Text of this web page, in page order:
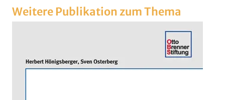
Wei­te­re Pu­bli­ka­ti­on zum Thema